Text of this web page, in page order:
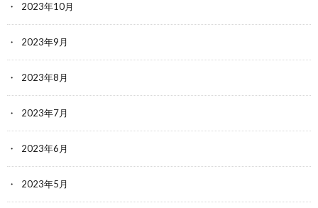
2023年10月
2023年9月
2023年8月
2023年7月
2023年6月
2023年5月